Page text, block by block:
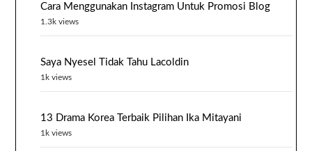
Cara Menggunakan Instagram Untuk Promosi Blog
1.3k views
Saya Nyesel Tidak Tahu Lacoldin
1k views
13 Drama Korea Terbaik Pilihan Ika Mitayani
1k views